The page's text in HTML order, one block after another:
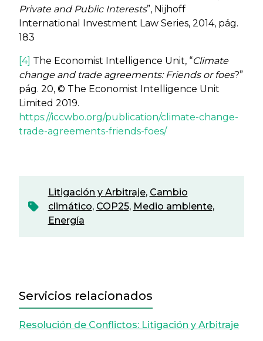
Private and Public Interests”, Nijhoff
International Investment Law Series, 2014, pág.
183
[4] The Economist Intelligence Unit, “Climate
change and trade agreements: Friends or foes?”
pág. 20, © The Economist Intelligence Unit
Limited 2019.
https://iccwbo.org/publication/climate-change-
trade-agreements-friends-foes/
Litigación y Arbitraje, Cambio
climático, COP25, Medio ambiente,
Energía
Servicios relacionados
Resolución de Conflictos: Litigación y Arbitraje